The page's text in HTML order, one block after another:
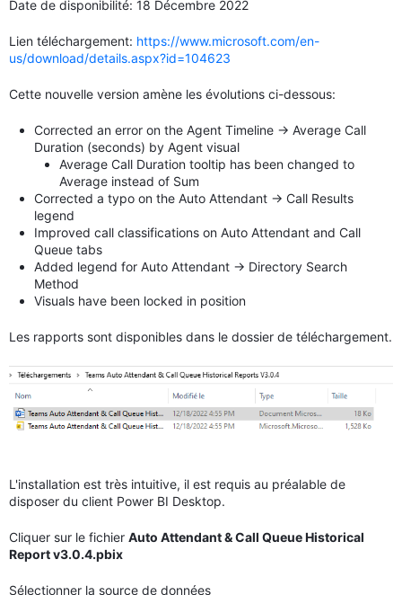
Date de disponibilité: 18 Décembre 2022
Lien téléchargement: https://www.microsoft.com/en-
us/download/details.aspx?id=104623
Cette nouvelle version amène les évolutions ci-dessous:
Corrected an error on the Agent Timeline -> Average Call
Duration (seconds) by Agent visual
Average Call Duration tooltip has been changed to
Average instead of Sum
Corrected a typo on the Auto Attendant -> Call Results
legend
Improved call classifications on Auto Attendant and Call
Queue tabs
Added legend for Auto Attendant -> Directory Search
Method
Visuals have been locked in position
Les rapports sont disponibles dans le dossier de téléchargement.
L'installation est très intuitive, il est requis au préalable de
disposer du client Power BI Desktop.
Cliquer sur le fichier Auto Attendant & Call Queue Historical
Report v3.0.4.pbix
Sélectionner la source de données